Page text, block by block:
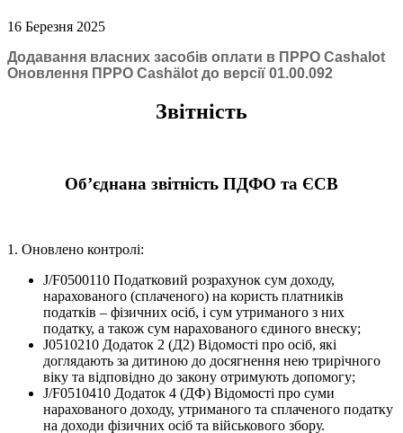
16 Березня 2025
Додавання власних засобів оплати в ПРРО Cashalot
Оновлення ПРРО Cashӓlot до версії 01.00.092
Звітність
Об’єднана звітність ПДФО та ЄСВ
1. Оновлено контролі:
J/F0500110 Податковий розрахунок сум доходу,
нарахованого (сплаченого) на користь платників
податків – фізичних осіб, і сум утриманого з них
податку, а також сум нарахованого єдиного внеску;
J0510210 Додаток 2 (Д2) Відомості про осіб, які
доглядають за дитиною до досягнення нею трирічного
віку та відповідно до закону отримують допомогу;
J/F0510410 Додаток 4 (ДФ) Відомості про суми
нарахованого доходу, утриманого та сплаченого податку
на доходи фізичних осіб та військового збору.